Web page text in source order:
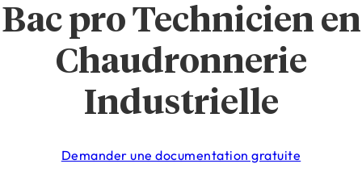
Bac pro Technicien en
Chaudronnerie
Industrielle
Demander une documentation gratuite